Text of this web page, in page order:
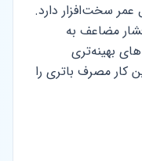
سخت‌افزار دارد.
مضاعف به
بهینه‌تری
کار مصرف باتری را